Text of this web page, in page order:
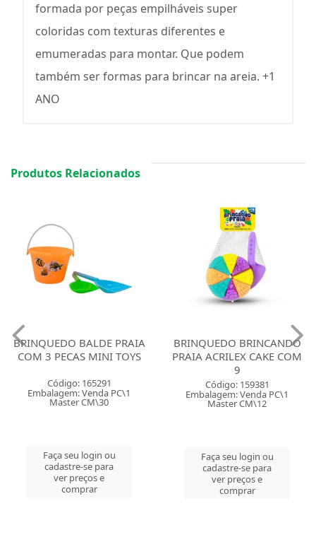
formada por peças empilháveis super
coloridas com texturas diferentes e
emumeradas para montar. Que podem
também ser formas para brincar na areia. +1
ANO
Produtos Relacionados
BRINQUEDO BALDE PRAIA
COM 3 PECAS MINI TOYS
Código: 165291
Embalagem: Venda PC\1
Master CM\30
Faça seu login ou
cadastre-se para
ver preços e
comprar
BRINQUEDO BRINCANDO
PRAIA ACRILEX CAKE COM
9
Código: 159381
Embalagem: Venda PC\1
Master CM\12
Faça seu login ou
cadastre-se para
ver preços e
comprar